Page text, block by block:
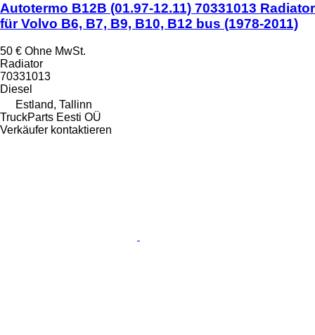
Autotermo B12B (01.97-12.11) 70331013 Radiator
für Volvo B6, B7, B9, B10, B12 bus (1978-2011)
50 € Ohne MwSt.
Radiator
70331013
Diesel
Estland, Tallinn
TruckParts Eesti OÜ
Verkäufer kontaktieren